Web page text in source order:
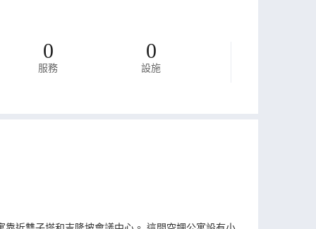
0
服務
0
設施